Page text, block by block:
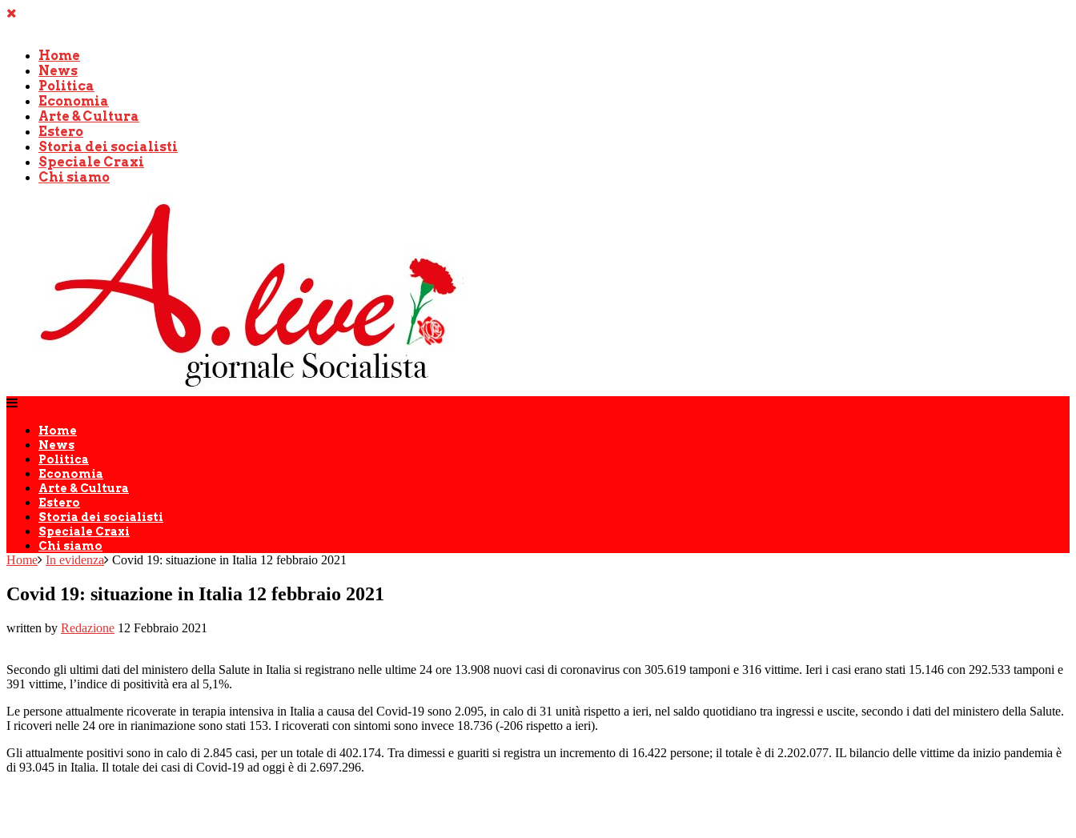
Home
News
Politica
Economia
Arte & Cultura
Estero
Storia dei socialisti
Speciale Craxi
Chi siamo
Home
News
Politica
Economia
Arte & Cultura
Estero
Storia dei socialisti
Speciale Craxi
Chi siamo
Home In evidenza Covid 19: situazione in Italia 12 febbraio 2021
Covid 19: situazione in Italia 12 febbraio 2021
written by Redazione 12 Febbraio 2021
Secondo gli ultimi dati del ministero della Salute in Italia si registrano nelle ultime 24 ore 13.908 nuovi casi di coronavirus con 305.619 tamponi e 316 vittime. Ieri i casi erano stati 15.146 con 292.533 tamponi e
391 vittime, l’indice di positività era al 5,1%.
Le persone attualmente ricoverate in terapia intensiva in Italia a causa del Covid-19 sono 2.095, in calo di 31 unità rispetto a ieri, nel saldo quotidiano tra ingressi e uscite, secondo i dati del ministero della Salute.
I ricoveri nelle 24 ore in rianimazione sono stati 153. I ricoverati con sintomi sono invece 18.736 (-206 rispetto a ieri).
Gli attualmente positivi sono in calo di 2.845 casi, per un totale di 402.174. Tra dimessi e guariti si registra un incremento di 16.422 persone; il totale è di 2.202.077. IL bilancio delle vittime da inizio pandemia è
di 93.045 in Italia. Il totale dei casi di Covid-19 ad oggi è di 2.697.296.